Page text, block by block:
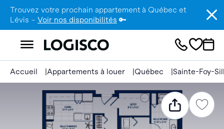
Trouvez votre prochain appartement à Québec et
Lévis – Voir nos disponibilités 🔑
Accueil Appartements à louer Québec Sainte-Foy-